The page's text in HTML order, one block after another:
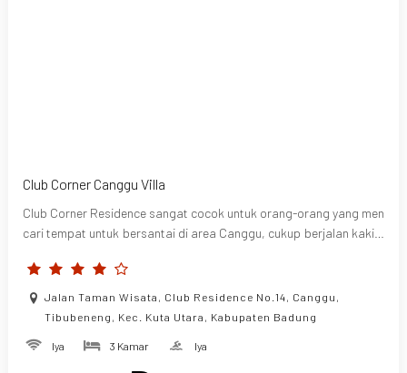
Club Corner Canggu Villa
Club Corner Residence sangat cocok untuk orang-orang yang men
cari tempat untuk bersantai di area Canggu, cukup berjalan kaki d
Jalan Taman Wisata, Club Residence No.14, Canggu,
Tibubeneng, Kec. Kuta Utara, Kabupaten Badung
Iya 3 Kamar Iya